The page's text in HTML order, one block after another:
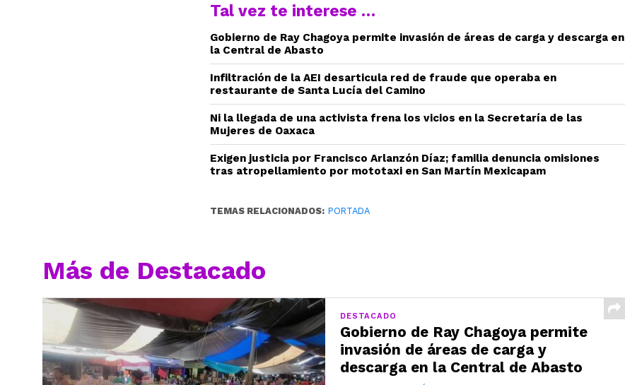
Tal vez te interese …
Gobierno de Ray Chagoya permite invasión de áreas de carga y descarga en
la Central de Abasto
Infiltración de la AEI desarticula red de fraude que operaba en
restaurante de Santa Lucía del Camino
Ni la llegada de una activista frena los vicios en la Secretaría de las
Mujeres de Oaxaca
Exigen justicia por Francisco Arlanzón Díaz; familia denuncia omisiones
tras atropellamiento por mototaxi en San Martín Mexicapam
TEMAS RELACIONADOS: PORTADA
Más de Destacado
DESTACADO
Gobierno de Ray Chagoya permite
invasión de áreas de carga y
descarga en la Central de Abasto